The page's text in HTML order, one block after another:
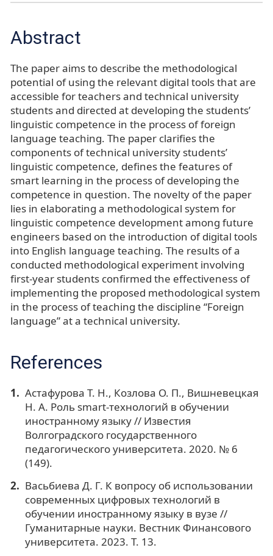
Abstract
The paper aims to describe the methodological
potential of using the relevant digital tools that are
accessible for teachers and technical university
students and directed at developing the students’
linguistic competence in the process of foreign
language teaching. The paper clarifies the
components of technical university students’
linguistic competence, defines the features of
smart learning in the process of developing the
competence in question. The novelty of the paper
lies in elaborating a methodological system for
linguistic competence development among future
engineers based on the introduction of digital tools
into English language teaching. The results of a
conducted methodological experiment involving
first-year students confirmed the effectiveness of
implementing the proposed methodological system
in the process of teaching the discipline “Foreign
language” at a technical university.
References
Астафурова Т. Н., Козлова О. П., Вишневецкая
Н. А. Роль smart-технологий в обучении
иностранному языку // Известия
Волгоградского государственного
педагогического университета. 2020. № 6
(149).
Васьбиева Д. Г. К вопросу об использовании
современных цифровых технологий в
обучении иностранному языку в вузе //
Гуманитарные науки. Вестник Финансового
университета. 2023. Т. 13.